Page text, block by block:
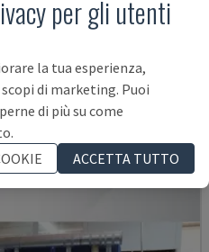
38.400 €
per gli utenti
la tua esperienza,
di marketing. Puoi
di più su come
ACCETTA TUTTO